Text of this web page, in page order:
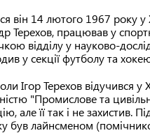
він 14 лютого 1967 року у
Терехов, працював у
відділу у науково-
у секції футболу та
Ігор Терехов відучився у
"Промислове та
але її так і не захистив.
був лайнсменом